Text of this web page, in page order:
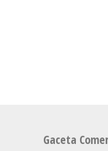
Gaceta